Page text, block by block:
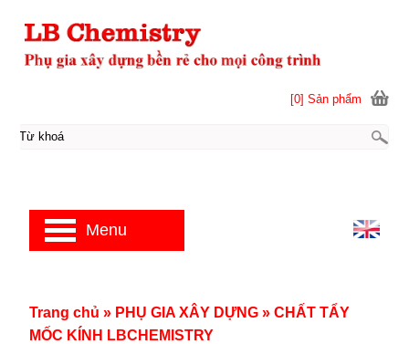
Trang chủ » PHỤ GIA XÂY DỰNG » CHẤT TẨY
MỐC KÍNH LBCHEMISTRY
[0] Sản phẩm
Menu